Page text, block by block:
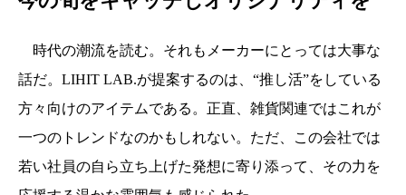
時代の潮流を読む。それもメーカーにとっては大事な
話だ。LIHIT LAB.が提案するのは、“推し活”をしている
方々向けのアイテムである。正直、雑貨関連ではこれが
一つのトレンドなのかもしれない。ただ、この会社では
若い社員の自ら立ち上げた発想に寄り添って、その力を